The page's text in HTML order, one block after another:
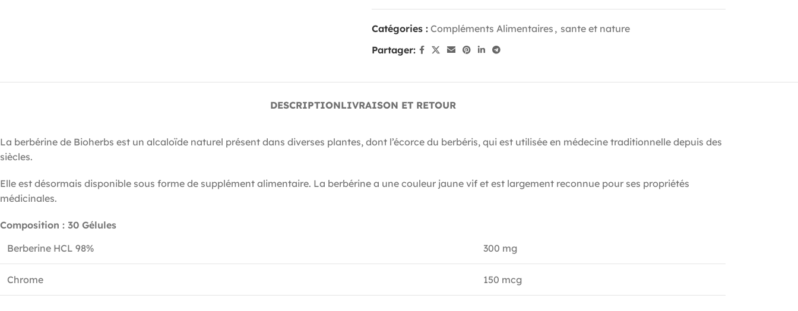
Catégories : Compléments Alimentaires , sante et nature
Partager:
DESCRIPTIONLIVRAISON ET RETOUR
La berbérine de Bioherbs est un alcaloïde naturel présent dans diverses plantes, dont l’écorce du berbéris, qui est utilisée en médecine traditionnelle depuis des
siècles.
Elle est désormais disponible sous forme de supplément alimentaire. La berbérine a une couleur jaune vif et est largement reconnue pour ses propriétés
médicinales.
Composition : 30 Gélules
Berberine HCL 98%
300 mg
Chrome 150 mcg